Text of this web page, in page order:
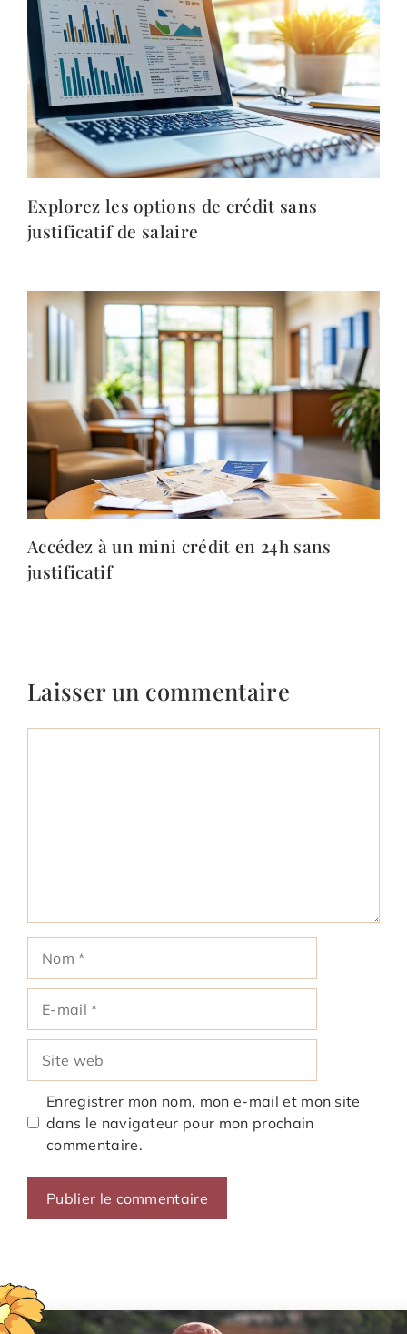
Explorez les options de crédit sans
justificatif de salaire
Accédez à un mini crédit en 24h sans
justificatif
Laisser un commentaire
mail
web
Enregistrer mon nom, mon e-mail et mon site
dans le navigateur pour mon prochain
commentaire.